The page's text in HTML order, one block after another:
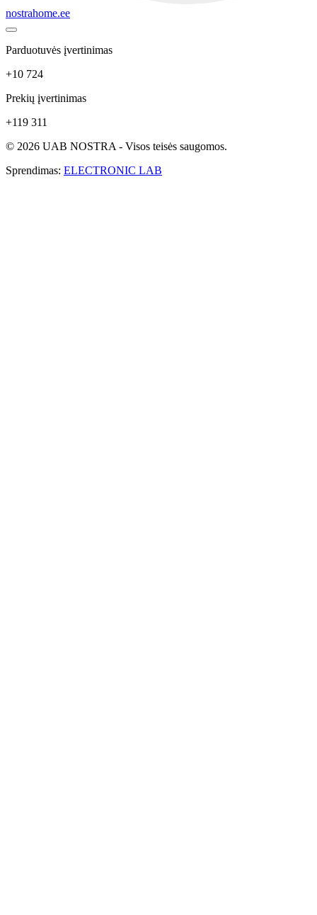
nostrahome.ee
Parduotuvės įvertinimas
+10 724
Prekių įvertinimas
+119 311
© 2026 UAB NOSTRA - Visos teisės saugomos.
Sprendimas: ELECTRONIC LAB